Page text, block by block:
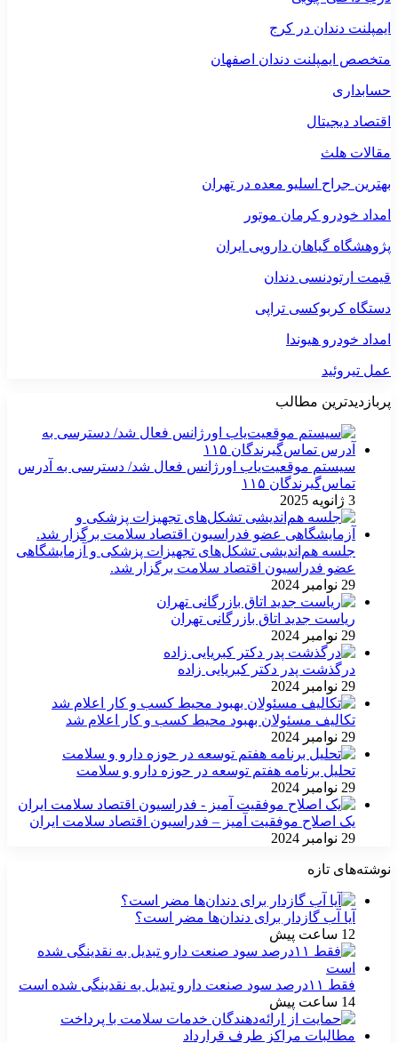
ایمپلنت دندان در کرج
متخصص ایمپلنت دندان اصفهان
حسابداری
اقتصاد دیجیتال
مقالات هلث
بهترین جراح اسلیو معده در تهران
امداد خودرو کرمان موتور
پژوهشگاه گیاهان دارویی ایران
قیمت ارتودنسی دندان
دستگاه کربوکسی تراپی
امداد خودرو هیوندا
عمل تیروئید
پربازدیدترین مطالب
سیستم موقعیت‌یاب اورژانس فعال شد/ دسترسی به آدرس
تماس‌گیرندگان ۱۱۵
3 ژانویه 2025
جلسه هم‌اندیشی تشکل‌های تجهیزات پزشکی و آزمایشگاهی
عضو فدراسیون اقتصاد سلامت برگزار شد.
29 نوامبر 2024
ریاست جدید اتاق بازرگانی تهران
29 نوامبر 2024
درگذشت پدر دکتر کبریایی زاده
29 نوامبر 2024
تکالیف مسئولان بهبود محیط کسب و کار اعلام شد
29 نوامبر 2024
تحلیل برنامه هفتم توسعه در حوزه دارو و سلامت
29 نوامبر 2024
یک اصلاح موفقیت آمیز – فدراسیون اقتصاد سلامت ایران
29 نوامبر 2024
نوشته‌های تازه
آیا آب گازدار برای دندان‌ها مضر است؟
12 ساعت پیش
فقط ۱۱‌درصد سود صنعت دارو تبدیل به نقدینگی شده است
14 ساعت پیش